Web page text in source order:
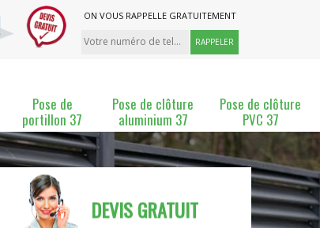
ON VOUS RAPPELLE GRATUITEMENT
Pose de
portillon 37
Pose de clôture
aluminium 37
Pose de clôture
PVC 37
DEVIS GRATUIT